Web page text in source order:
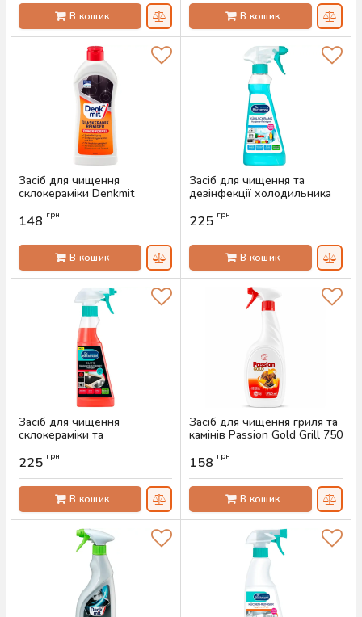
В кошик В кошик
Засіб для чищення
склокераміки Denkmit
Артикул:
148 грн
В кошик
Засіб для чищення та
дезінфекції холодильника
Артикул:
225 грн
В кошик
Засіб для чищення
склокераміки та
Beckmann, 250 мл
Артикул:AS-00441
225 грн
В кошик
Засіб для чищення гриля та
камінів Passion Gold Grill 750
Артикул:
158 грн
В кошик